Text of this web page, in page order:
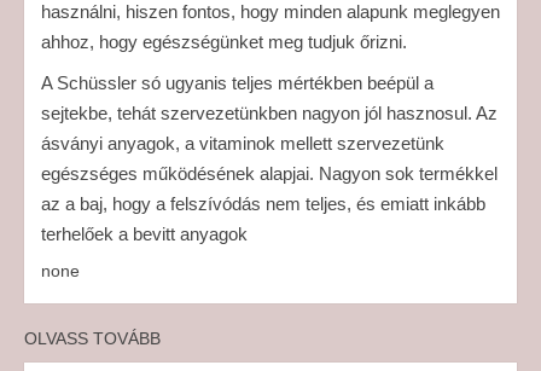
használni, hiszen fontos, hogy minden alapunk meglegyen
ahhoz, hogy egészségünket meg tudjuk őrizni.
A Schüssler só ugyanis teljes mértékben beépül a
sejtekbe, tehát szervezetünkben nagyon jól hasznosul. Az
ásványi anyagok, a vitaminok mellett szervezetünk
egészséges működésének alapjai. Nagyon sok termékkel
az a baj, hogy a felszívódás nem teljes, és emiatt inkább
terhelőek a bevitt anyagok
none
OLVASS TOVÁBB